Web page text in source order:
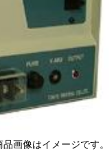
画像はイメージです。